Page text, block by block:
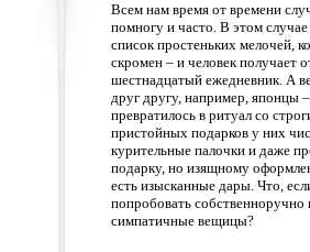
Всем нам время от времени
помногу и часто. В этом
список простеньких мелочей,
скромен – и человек получает
шестнадцатый ежедневник. А
друг другу, например, японцы
превратилось в ритуал со
пристойных подарков у них
курительные палочки и даже
подарку, но изящному
есть изысканные дары. Что,
попробовать собственноручно
симпатичные вещицы?